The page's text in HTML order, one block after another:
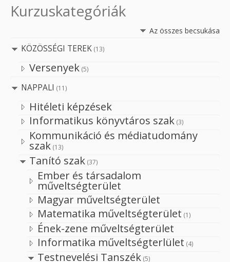
Kurzuskategóriák
Az összes becsukása
KÖZÖSSÉGI TEREK (13)
Versenyek (5)
NAPPALI (11)
Hitéleti képzések
Informatikus könyvtáros szak (3)
Kommunikáció és médiatudomány
szak (13)
Tanító szak (37)
Ember és társadalom
műveltségterület
Magyar műveltségterület
Matematika műveltségterület (1)
Ének-zene műveltségterület
Informatika műveltségterlület (4)
Testnevelési Tanszék (5)